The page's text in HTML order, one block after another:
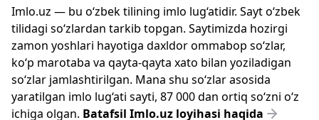
Imlo.uz — bu o‘zbek tilining imlo lug‘atidir. Sayt o‘zbek
tilidagi so‘zlardan tarkib topgan. Saytimizda hozirgi
zamon yoshlari hayotiga daxldor ommabop so‘zlar,
ko‘p marotaba va qayta-qayta xato bilan yoziladigan
so‘zlar jamlashtirilgan. Mana shu so‘zlar asosida
yaratilgan imlo lug‘ati sayti, 87 000 dan ortiq so‘zni o‘z
ichiga olgan. Batafsil Imlo.uz loyihasi haqida